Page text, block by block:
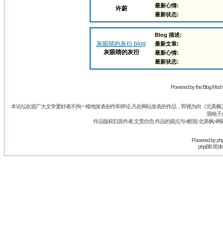
许蔚
最新心情:
最新状态:
灰眼睛的灰衍 blog
灰眼睛的灰衍
Blog 描述:
最新文章:
最新心情:
最新状态:
Powered by the Blog
本论坛欢迎广大文学爱好者不拘一格地发表创作和评论.凡在网站发表的作品，即视为向《北美
我电子
作品版权归原作者.文责自负.作品的观点与<酷我-北美枫>
Powered by
phpBB 简